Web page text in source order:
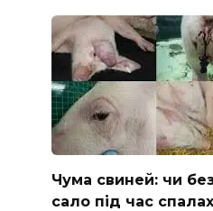
Чума свиней: чи
сало під час